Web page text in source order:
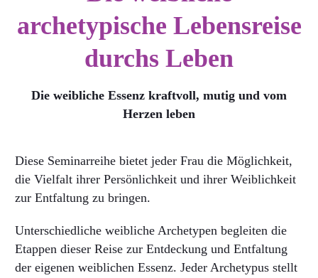
archetypische Lebensreise
durchs Leben
Die weibliche Essenz kraftvoll, mutig und vom
Herzen leben
Diese Seminarreihe bietet jeder Frau die Möglichkeit,
die Vielfalt ihrer Persönlichkeit und ihrer Weiblichkeit
zur Entfaltung zu bringen.
Unterschiedliche weibliche Archetypen begleiten die
Etappen dieser Reise zur Entdeckung und Entfaltung
der eigenen weiblichen Essenz. Jeder Archetypus stellt